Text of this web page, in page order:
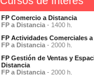
FP Comercio a Distancia
FP a Distancia - 1400 h.
FP Actividades Comerciales
FP a Distancia - 2000 h.
FP Gestión de Ventas y
Distancia
FP a Distancia - 2000 h.